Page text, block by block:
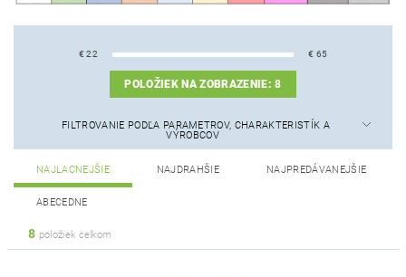
€22 € 65
POLOŽIEK NA ZOBRAZENIE:8
FILTROVANIE PODĽA PARAMETROV, CHARAKTERISTÍK A
VÝROBCOV
NAJLACNEJŠIE NAJDRAHŠIE NAJPREDÁVANEJŠIE
ABECEDNE
8 položiek celkom